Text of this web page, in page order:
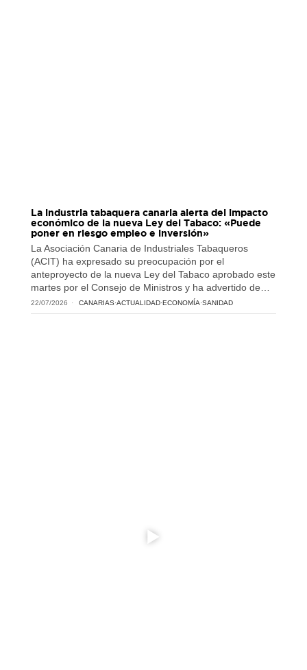
La industria tabaquera canaria alerta del impacto
económico de la nueva Ley del Tabaco: «Puede
poner en riesgo empleo e inversión»
La Asociación Canaria de Industriales Tabaqueros
(ACIT) ha expresado su preocupación por el
anteproyecto de la nueva Ley del Tabaco aprobado este
martes por el Consejo de Ministros y ha advertido de…
22/07/2026 CANARIAS·ACTUALIDAD·ECONOMÍA·SANIDAD